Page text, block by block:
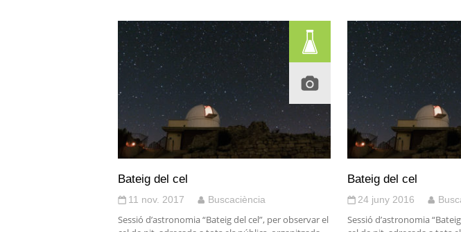
Bateig del cel
11 nov. 2017 Buscaciència
Sessió d’astronomia “Bateig del cel”, per observar el
Bateig del cel
24 juny 2016
Sessió d’astronomia